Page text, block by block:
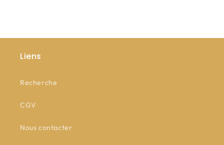
Liens
Recherche
CGV
Nous contacter